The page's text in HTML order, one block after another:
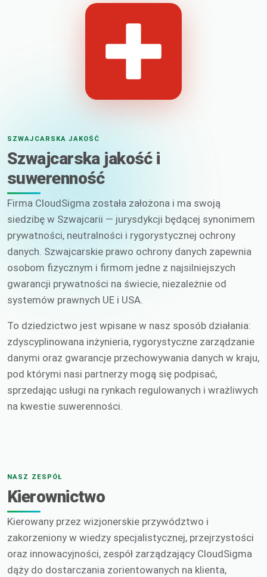
SZWAJCARSKA JAKOŚĆ
Szwajcarska jakość i
suwerenność
Firma CloudSigma została założona i ma swoją
siedzibę w Szwajcarii — jurysdykcji będącej synonimem
prywatności, neutralności i rygorystycznej ochrony
danych. Szwajcarskie prawo ochrony danych zapewnia
osobom fizycznym i firmom jedne z najsilniejszych
gwarancji prywatności na świecie, niezależnie od
systemów prawnych UE i USA.
To dziedzictwo jest wpisane w nasz sposób działania:
zdyscyplinowana inżynieria, rygorystyczne zarządzanie
danymi oraz gwarancje przechowywania danych w kraju,
pod którymi nasi partnerzy mogą się podpisać,
sprzedając usługi na rynkach regulowanych i wrażliwych
na kwestie suwerenności.
NASZ ZESPÓŁ
Kierownictwo
Kierowany przez wizjonerskie przywództwo i
zakorzeniony w wiedzy specjalistycznej, przejrzystości
oraz innowacyjności, zespół zarządzający CloudSigma
dąży do dostarczania zorientowanych na klienta,